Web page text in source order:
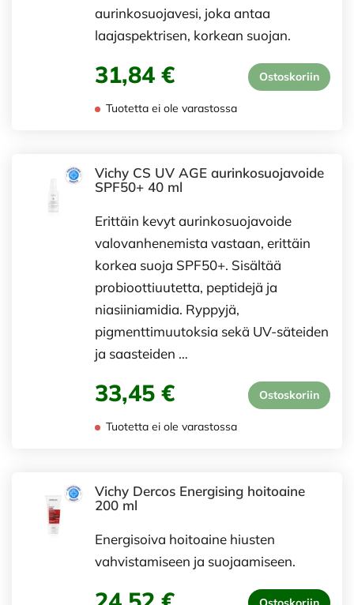
aurinkosuojavesi, joka antaa
laajaspektrisen, korkean suojan.
31,84 € Ostoskoriin
Tuotetta ei ole varastossa
Vichy CS UV AGE aurinkosuojavoide
SPF50+ 40 ml
Erittäin kevyt aurinkosuojavoide
valovanhenemista vastaan, erittäin
korkea suoja SPF50+. Sisältää
probioottiuutetta, peptidejä ja
niasiiniamidia. Ryppyjä,
pigmenttimuutoksia sekä UV-säteiden
ja saasteiden …
33,45 € Ostoskoriin
Tuotetta ei ole varastossa
Vichy Dercos Energising hoitoaine
200 ml
Energisoiva hoitoaine hiusten
vahvistamiseen ja suojaamiseen.